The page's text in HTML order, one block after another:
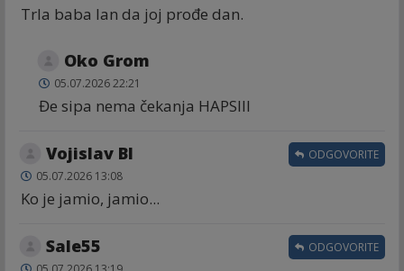
Trla baba lan da joj prođe dan.
Oko Grom
05.07.2026 22:21
Đe sipa nema čekanja HAPSIII
Vojislav Bl
05.07.2026 13:08
Ko je jamio, jamio...
ODGOVORITE
Sale55 ODGOVORITE